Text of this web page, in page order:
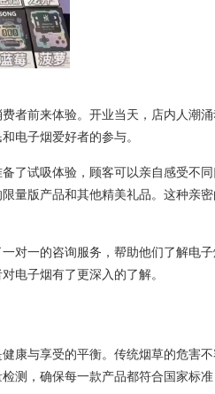
者前来体验。开业当天，店内人潮
电子烟爱好者的参与。
了试吸体验，顾客可以亲自感受不
量版产品和其他精美礼品。这种亲
对一的咨询服务，帮助他们了解电
电子烟有了更深入的了解。
康与享受的平衡。传统烟草的危害
测，确保每一款产品都符合国家标准